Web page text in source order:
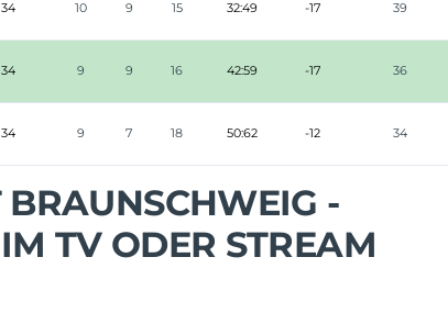
34 10 9 15 32:49 -17 39
34 9 9 16 42:59 -17 36
34 9 7 18 50:62 -12 34
-
TV ODER STREAM